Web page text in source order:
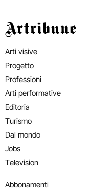
Artribune
Arti visive
Progetto
Professioni
Arti performative
Editoria
Turismo
Dal mondo
Jobs
Television
Abbonamenti